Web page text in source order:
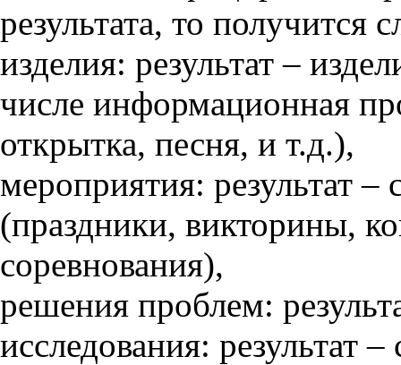
результата, то получится
изделия: результат –
числе информационная
открытка, песня, и т.д.),
мероприятия: результат
(праздники, викторины,
соревнования),
решения проблем:
исследования: результат